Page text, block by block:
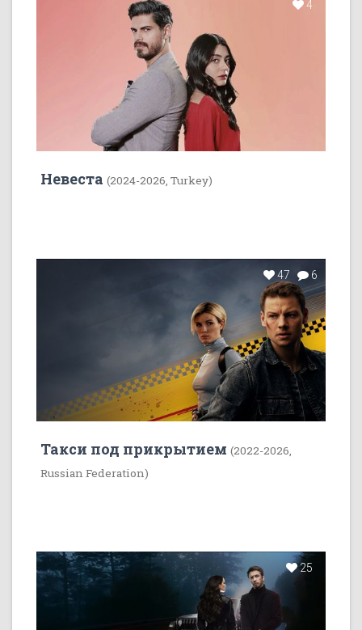
4
Невеста (2024-2026, Turkey)
47 6
Такси под прикрытием (2022-2026,
Russian Federation)
25